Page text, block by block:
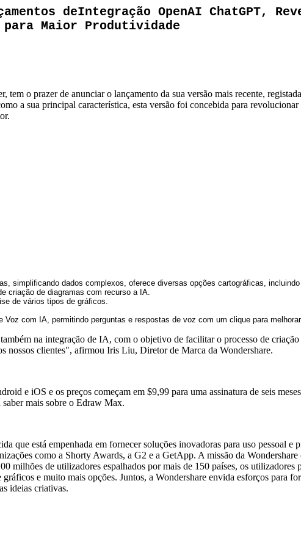
deIntegração OpenAI ChatGPT,
para Maior Produtividade
o prazer de anunciar o lançamento da sua versão mais recente,
a sua principal característica, esta versão foi concebida para
simplificando dados complexos, oferece diversas opções cartográficas,
criação de diagramas com recurso a IA.
de vários tipos de gráficos.
com IA, permitindo perguntas e respostas de voz com um clique para
na integração de IA, com o objetivo de facilitar o processo de
nossos clientes", afirmou Iris Liu, Diretor de Marca da Wondershare.
e iOS e os preços começam em $9,99 para uma assinatura de seis
saber mais sobre o Edraw Max.
que está empenhada em fornecer soluções inovadoras para uso pessoal
como a Shorty Awards, a G2 e a GetApp. A missão da Wondershare
milhões de utilizadores espalhados por mais de 150 países, os utilizadores
e muito mais opções. Juntos, a Wondershare envida esforços para
ideias criativas.